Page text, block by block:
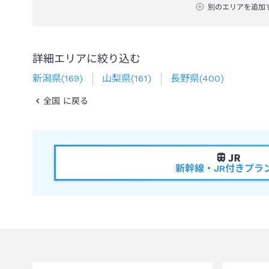
別のエリアを追加
詳細エリアに絞り込む
新潟県(169) 山梨県(161) 長野県(400)
全国 に戻る
新幹線・JR付きプラ